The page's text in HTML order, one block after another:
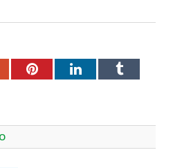
PinterestLinkedInTumblr